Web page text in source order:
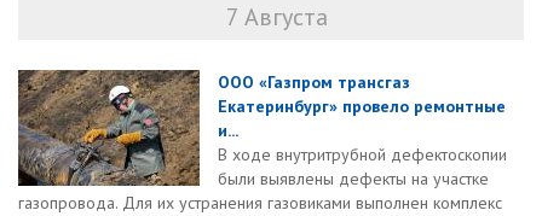
7 Августа
ООО «Газпром трансгаз
Екатеринбург» провело ремонтные
и...
В ходе внутритрубной дефектоскопии
были выявлены дефекты на участке
газопровода. Для их устранения газовиками выполнен комплекс